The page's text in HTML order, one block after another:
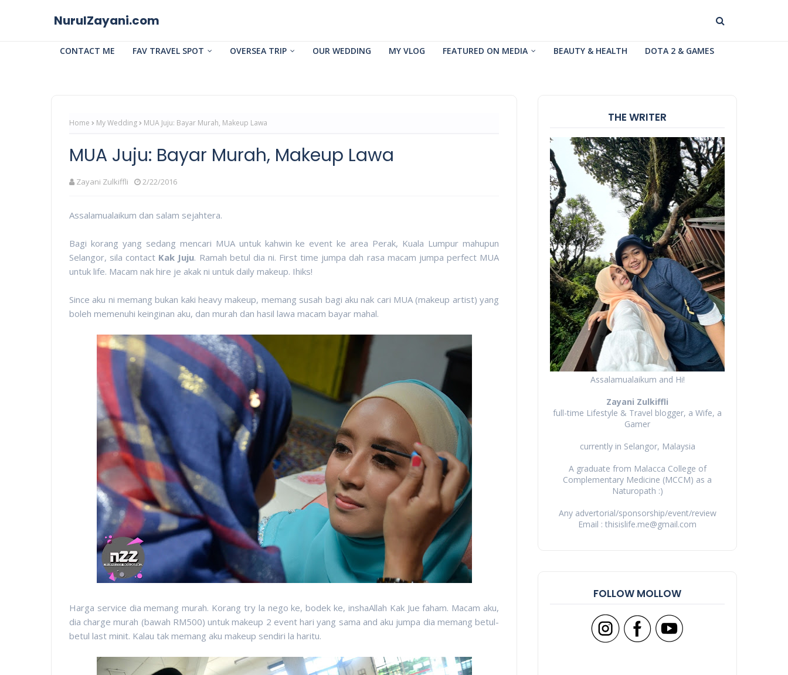
NurulZayani.com
CONTACT ME FAV TRAVEL SPOT OVERSEA TRIP OUR WEDDING MY VLOG FEATURED ON MEDIA BEAUTY & HEALTH DOTA 2 & GAMES
Home My Wedding MUA Juju: Bayar Murah, Makeup Lawa
MUA Juju: Bayar Murah, Makeup Lawa
Zayani Zulkiffli 2/22/2016
Assalamualaikum dan salam sejahtera.
Bagi korang yang sedang mencari MUA untuk kahwin ke event ke area Perak, Kuala Lumpur mahupun
Selangor, sila contact Kak Juju. Ramah betul dia ni. First time jumpa dah rasa macam jumpa perfect MUA
untuk life. Macam nak hire je akak ni untuk daily makeup. Ihiks!
Since aku ni memang bukan kaki heavy makeup, memang susah bagi aku nak cari MUA (makeup artist) yang
boleh memenuhi keinginan aku, dan murah dan hasil lawa macam bayar mahal.
Harga service dia memang murah. Korang try la nego ke, bodek ke, inshaAllah Kak Jue faham. Macam aku,
dia charge murah (bawah RM500) untuk makeup 2 event hari yang sama and aku jumpa dia memang betul-
betul last minit. Kalau tak memang aku makeup sendiri la haritu.
THE WRITER
Assalamualaikum and Hi!
Zayani Zulkiffli
full-time Lifestyle & Travel blogger, a Wife, a
Gamer
currently in Selangor, Malaysia
A graduate from Malacca College of
Complementary Medicine (MCCM) as a
Naturopath :)
Any advertorial/sponsorship/event/review
Email : thisislife.me@gmail.com
FOLLOW MOLLOW